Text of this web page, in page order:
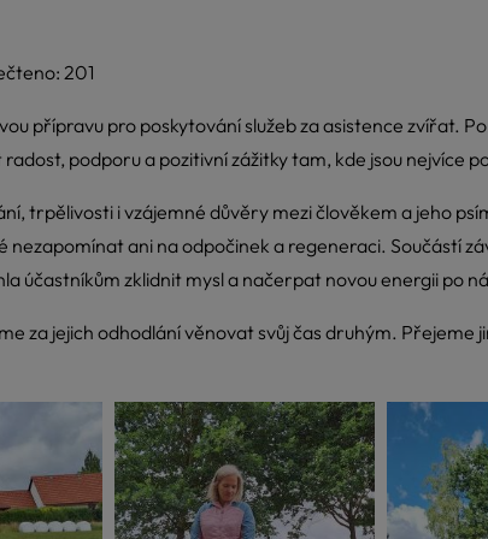
201
přípravu pro poskytování služeb za asistence zvířat.
podporu a pozitivní zážitky tam, kde jsou nejvíce
trpělivosti i vzájemné důvěry mezi člověkem a jeho
nezapomínat ani na odpočinek a regeneraci. Součástí
účastníkům zklidnit mysl a načerpat novou energii po
za jejich odhodlání věnovat svůj čas druhým. Přejeme